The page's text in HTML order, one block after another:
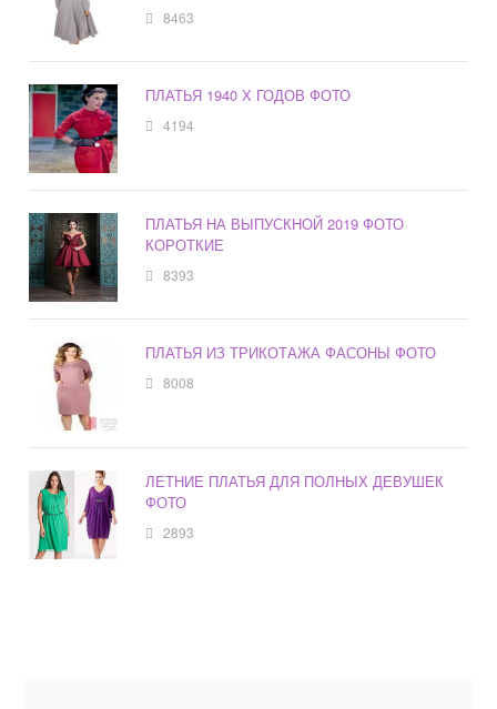
8463
ПЛАТЬЯ 1940 Х ГОДОВ ФОТО
4194
ПЛАТЬЯ НА ВЫПУСКНОЙ 2019 ФОТО
КОРОТКИЕ
8393
ПЛАТЬЯ ИЗ ТРИКОТАЖА ФАСОНЫ ФОТО
8008
ЛЕТНИЕ ПЛАТЬЯ ДЛЯ ПОЛНЫХ ДЕВУШЕК
ФОТО
2893